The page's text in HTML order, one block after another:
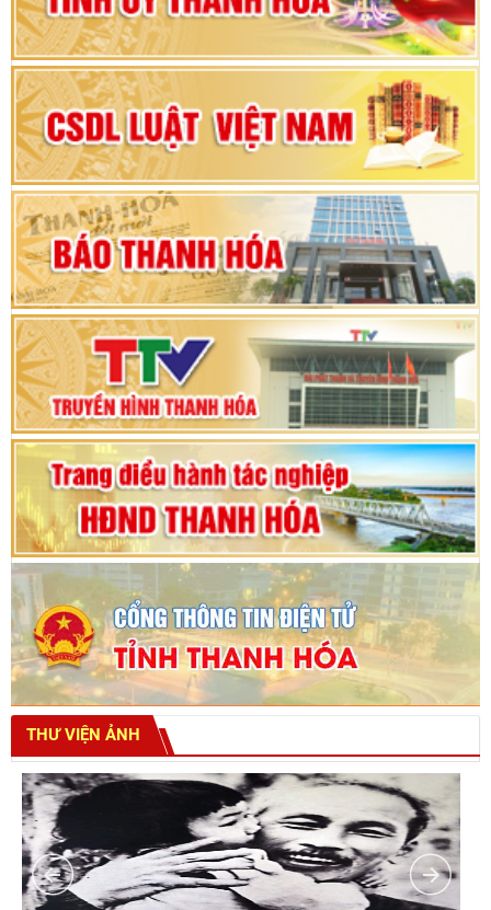
Đại hội đại biểu Đảng bộ xã Yên Thọ lần thứ I,
nhiệm kỳ 2025 – 2030
Đại hội Đảng bộ xã Yên Ninh lần thứ nhất,
nhiệm kỳ 2025 - 2030
Khai mạc Kỳ họp bất thường lần thứ 9, Quốc
hội khóa XV
Phiên thảo luận Kỳ họp thứ 24, HĐND tỉnh
Thanh Hóa khóa XVIII, nhiệm kỳ 2021 - 2026
Bế mạc Kỳ họp thứ hai bốn, Hội đồng nhân dân
tỉnh khoá XVIII
THƯ VIỆN ẢNH